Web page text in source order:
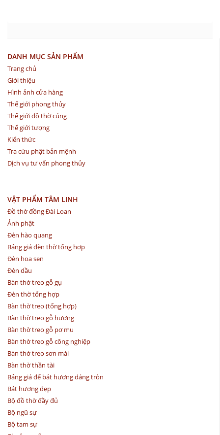
DANH MỤC SẢN PHẨM
Trang chủ
Giới thiệu
Hình ảnh cửa hàng
Thế giới phong thủy
Thế giới đồ thờ cúng
Thế giới tượng
Kiến thức
Tra cứu phật bản mệnh
Dịch vụ tư vấn phong thủy
VẬT PHẨM TÂM LINH
Đồ thờ đồng Đài Loan
Ảnh phật
Đèn hào quang
Bảng giá đèn thờ tổng hợp
Đèn hoa sen
Đèn dầu
Bàn thờ treo gỗ gụ
Đèn thờ tổng hợp
Bàn thờ treo (tổng hợp)
Bàn thờ treo gỗ hương
Bàn thờ treo gỗ pơ mu
Bàn thờ treo gỗ công nghiệp
Bàn thờ treo sơn mài
Bàn thờ thần tài
Bảng giá đế bát hương dáng tròn
Bát hương đẹp
Bộ đồ thờ đầy đủ
Bộ ngũ sự
Bộ tam sự